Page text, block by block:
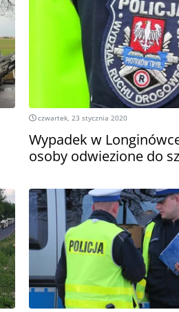
czwartek, 23 stycznia 2020
Wypadek w
osoby odwiezione do